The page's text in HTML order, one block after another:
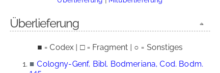
Überlieferung
■ = Codex | □ = Fragment | ○ = Sonstiges
■ Cologny-Genf, Bibl. Bodmeriana, Cod. Bodm.